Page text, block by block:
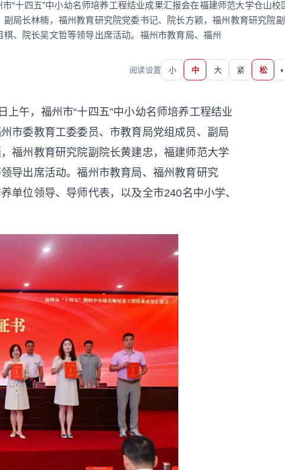
“十四五”中小幼名师培养工程结业成果汇报会在福建师范大学仓山校
局长林楠，福州教育研究院党委书记、院长方颖，福州教育研究院
、院长吴文哲等领导出席活动。福州市教育局、福州
阅读设置 小 中 大 紧 松 ◐
午，福州市“十四五”中小幼名师培养工程结业
市委教育工委委员、市教育局党组成员、副局
福州教育研究院副院长黄建忠，福建师范大学
导出席活动。福州市教育局、福州教育研究
单位领导、导师代表，以及全市240名中小学、